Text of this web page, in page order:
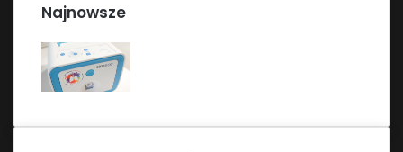
Najnowsze